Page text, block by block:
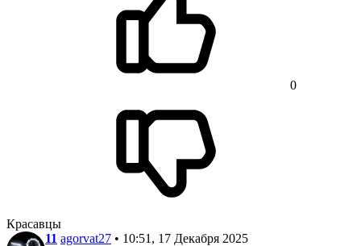
0
Красавцы
11 agorvat27 • 10:51, 17 Декабря 2025